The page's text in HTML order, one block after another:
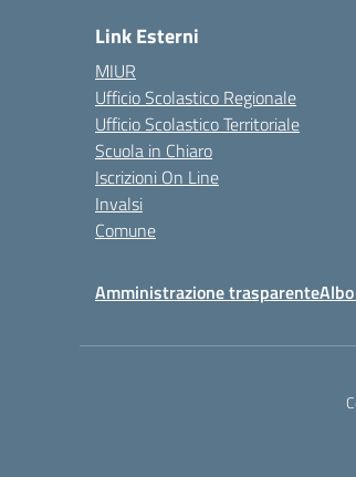
Link Esterni
MIUR
Ufficio Scolastico Regionale
Ufficio Scolastico Territoriale
Scuola in Chiaro
Iscrizioni On Line
Invalsi
Comune
Amministrazione trasparente